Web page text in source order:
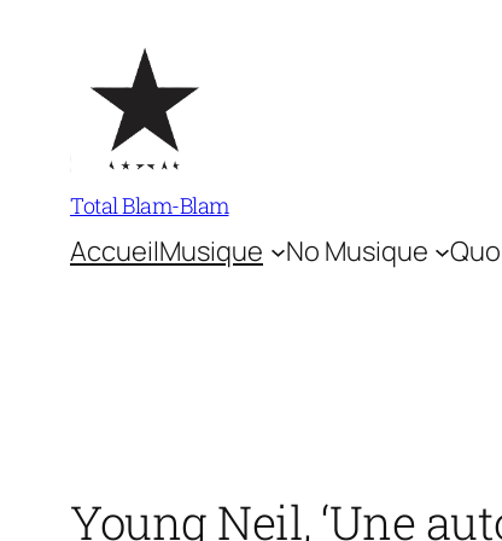
contenu
Total Blam-Blam
AccueilMusique No Musique
Young Neil, ‘Une